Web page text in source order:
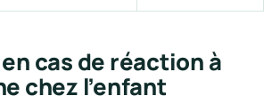
cas de réaction à
chez l’enfant